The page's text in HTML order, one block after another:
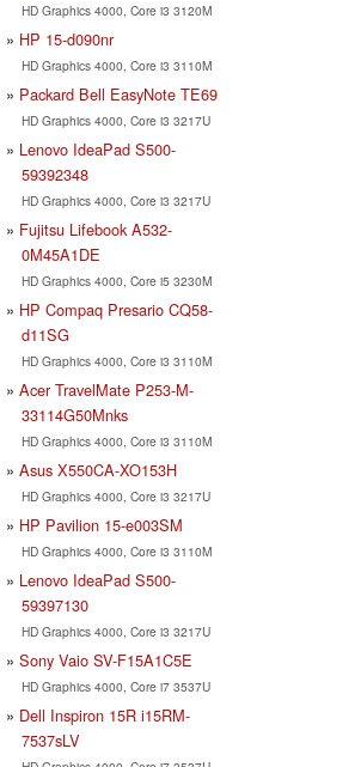
HD Graphics 4000, Core i3 3120M
HP 15-d090nr
HD Graphics 4000, Core i3 3110M
Packard Bell EasyNote TE69
HD Graphics 4000, Core i3 3217U
Lenovo IdeaPad S500-
59392348
HD Graphics 4000, Core i3 3217U
Fujitsu Lifebook A532-
0M45A1DE
HD Graphics 4000, Core i5 3230M
HP Compaq Presario CQ58-
d11SG
HD Graphics 4000, Core i3 3110M
Acer TravelMate P253-M-
33114G50Mnks
HD Graphics 4000, Core i3 3110M
Asus X550CA-XO153H
HD Graphics 4000, Core i3 3217U
HP Pavilion 15-e003SM
HD Graphics 4000, Core i3 3110M
Lenovo IdeaPad S500-
59397130
HD Graphics 4000, Core i3 3217U
Sony Vaio SV-F15A1C5E
HD Graphics 4000, Core i7 3537U
Dell Inspiron 15R i15RM-
7537sLV